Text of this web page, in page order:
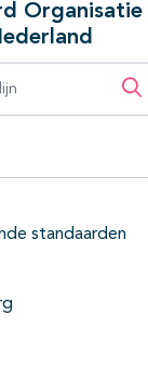
Organisatie
standaarden